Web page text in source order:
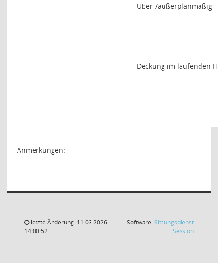
Über-/außerplanmäßig
Deckung im laufenden
Anmerkungen:
letzte Änderung: 11.03.2026
14:00:52
Software:Sitzungsdienst
Session(Wird in